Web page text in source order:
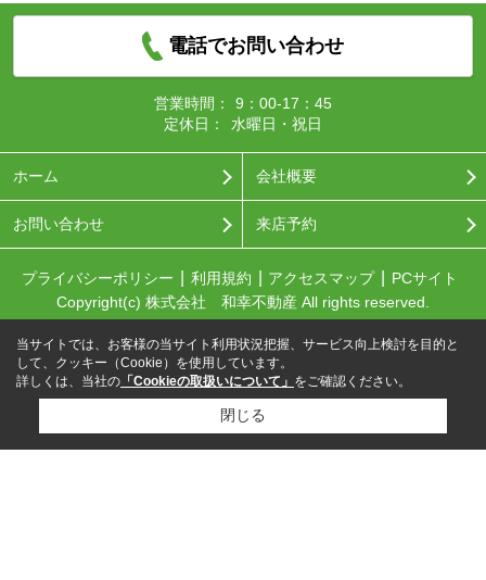
電話でお問い合わせ
営業時間：
9：00-17：45
定休日：
水曜日・祝日
ホーム 会社概要
お問い合わせ 来店予約
プライバシーポリシー 利用規約 アクセスマップ
PCサイト
Copyright(c) 株式会社 和幸不動産 All rights reserved.
当サイトでは、お客様の当サイト利用状況把握、サービス向上検討を目的と
して、クッキー（Cookie）を使用しています。
詳しくは、当社の 「Cookieの取扱いについて」 をご確認ください。
閉じる